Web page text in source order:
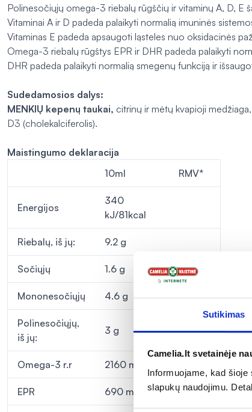
Sutikimas
Camelia.lt svetainėje
Informuojame, kad
slapukų naudojimu.
Polinesočiųjų omega-3 riebalų rūgščių ir vitaminų A, D, E
Vitaminai A ir D padeda palaikyti normalią imuninės
Vitaminas E padeda apsaugoti ląsteles nuo oksidacinės
Omega-3 riebalų rūgštys EPR ir DHR padeda palaikyti
DHR padeda palaikyti normalią smegenų funkciją ir
Sudedamosios dalys:
MENKIŲ kepenų taukai, citrinų ir mėtų kvapioji
D3 (cholekalciferolis).
Maistingumo deklaracija
10ml
RMV*
Energijos
340
kJ/81kcal
Riebalų, iš jų: 9.2 g
Sočiųjų 1.6 g
Mononesočiųjų 4.6 g
Polinesočiųjų,
iš jų:
3 g
Omega-3 r.r 2160 mg
EPR 690 mg